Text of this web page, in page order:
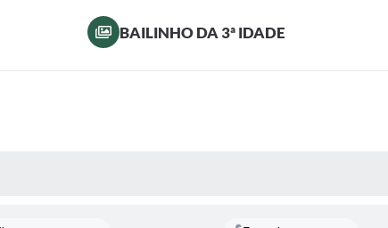
BAILINHO DA 3ª IDADE